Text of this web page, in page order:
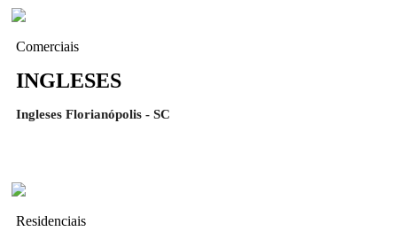
Comerciais
INGLESES
Ingleses Florianópolis - SC
Residenciais